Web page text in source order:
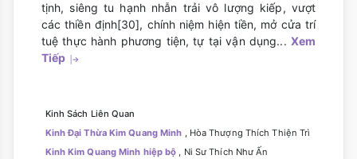
tịnh, siêng tu hạnh nhẫn trải vô lượng kiếp, vượt
các thiền định[30], chính niệm hiện tiền, mở cửa trí
tuệ thực hành phương tiện, tự tại vận dụng... Xem
Tiếp
Kinh Sách Liên Quan
Kinh Đại Thừa Kim Quang Minh , Hòa Thượng Thích Thiện Trì
Kinh Kim Quang Minh hiệp bộ , Ni Sư Thích Như Ấn